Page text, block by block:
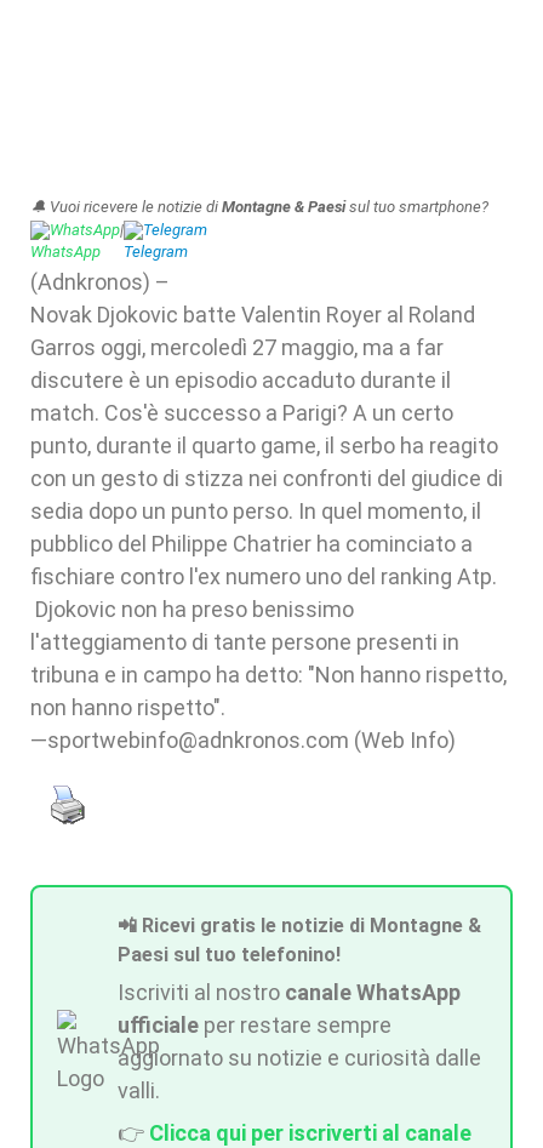
🔔 Vuoi ricevere le notizie di Montagne & Paesisul tuo smartphone?
WhatsApp| Telegram
(Adnkronos) –
Novak Djokovic batte Valentin Royer al Roland
Garros oggi, mercoledì 27 maggio, ma a far
discutere è un episodio accaduto durante il
match. Cos'è successo a Parigi? A un certo
punto, durante il quarto game, il serbo ha reagito
con un gesto di stizza nei confronti del giudice di
sedia dopo un punto perso. In quel momento, il
pubblico del Philippe Chatrier ha cominciato a
fischiare contro l'ex numero uno del ranking Atp.
Djokovic non ha preso benissimo
l'atteggiamento di tante persone presenti in
tribuna e in campo ha detto: "Non hanno rispetto,
non hanno rispetto".
—sportwebinfo@adnkronos.com (Web Info)
📲 Ricevi gratis le notizie di Montagne &
Paesi sul tuo telefonino!
Iscriviti al nostro canale WhatsApp
ufficiale per restare sempre
aggiornato su notizie e curiosità dalle
valli.
👉 Clicca qui per iscriverti al canale